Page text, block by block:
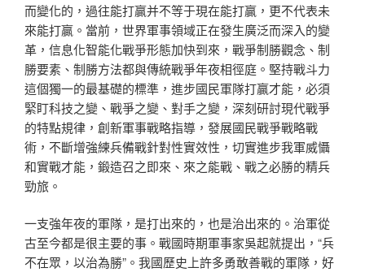
而變化的，過往能打贏并不等于現在能打贏，更不代表未
來能打贏。當前，世界軍事領域正在發生廣泛而深入的變
革，信息化智能化戰爭形態加快到來，戰爭制勝觀念、制
勝要素、制勝方法都與傳統戰爭年夜相徑庭。堅持戰斗力
這個獨一的最基礎的標準，進步國民軍隊打贏才能，必須
緊盯科技之變、戰爭之變、對手之變，深刻研討現代戰爭
的特點規律，創新軍事戰略指導，發展國民戰爭戰略戰
術，不斷增強練兵備戰針對性實效性，切實進步我軍威懾
和實戰才能，鍛造召之即來、來之能戰、戰之必勝的精兵
勁旅。
一支強年夜的軍隊，是打出來的，也是治出來的。治軍從
古至今都是很主要的事。戰國時期軍事家吳起就提出，“兵
不在眾，以治為勝”。我國歷史上許多勇敢善戰的軍隊，好